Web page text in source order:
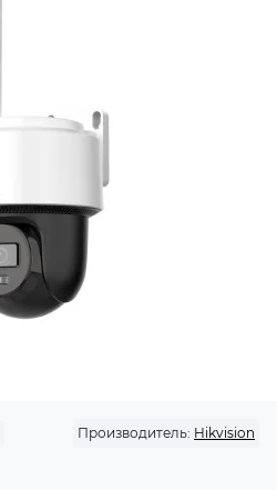
Производитель: Hikvision